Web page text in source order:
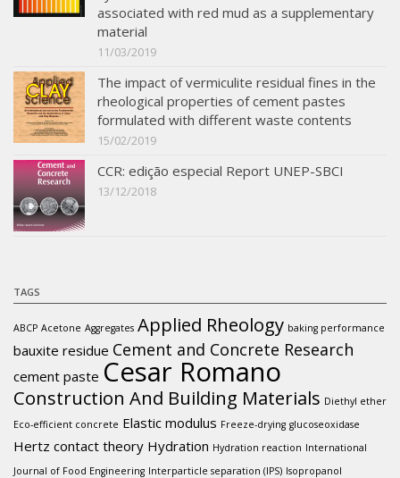
associated with red mud as a supplementary
material
11/03/2019
The impact of vermiculite residual fines in the
rheological properties of cement pastes
formulated with different waste contents
15/02/2019
CCR: edição especial Report UNEP-SBCI
13/12/2018
TAGS
ABCP Acetone Aggregates Applied Rheology baking performance
bauxite residue Cement and Concrete Research
cement paste Cesar Romano
Construction And Building Materials Diethyl ether
Eco-efficient concrete Elastic modulus Freeze-drying glucoseoxidase
Hertz contact theory Hydration Hydration reaction International
Journal of Food Engineering Interparticle separation (IPS) Isopropanol